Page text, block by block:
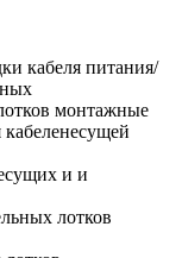
кабеля питания/
монтажные
и и
лотков